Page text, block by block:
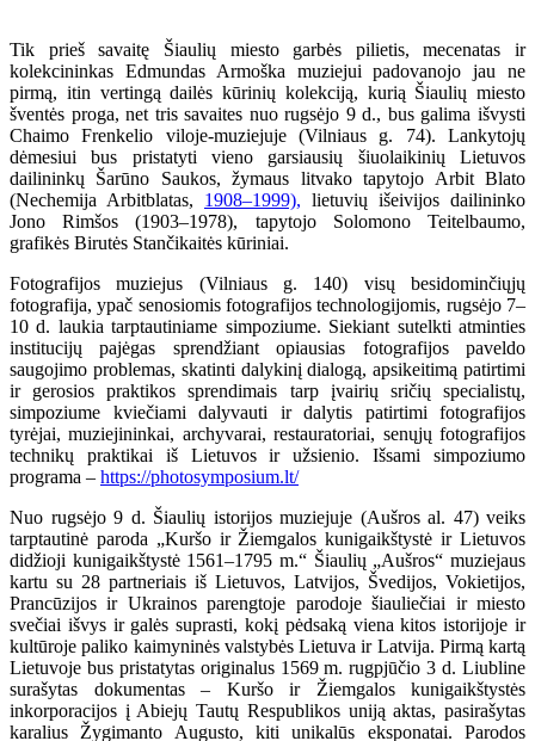
Tik prieš savaitę Šiaulių miesto garbės pilietis, mecenatas ir
kolekcininkas Edmundas Armoška muziejui padovanojo jau ne
pirmą, itin vertingą dailės kūrinių kolekciją, kurią Šiaulių miesto
šventės proga, net tris savaites nuo rugsėjo 9 d., bus galima išvysti
Chaimo Frenkelio viloje-muziejuje (Vilniaus g. 74). Lankytojų
dėmesiui bus pristatyti vieno garsiausių šiuolaikinių Lietuvos
dailininkų Šarūno Saukos, žymaus litvako tapytojo Arbit Blato
(Nechemija Arbitblatas, 1908–1999), lietuvių išeivijos dailininko
Jono Rimšos (1903–1978), tapytojo Solomono Teitelbaumo,
grafikės Birutės Stančikaitės kūriniai.
Fotografijos muziejus (Vilniaus g. 140) visų besidominčiųjų
fotografija, ypač senosiomis fotografijos technologijomis, rugsėjo 7–
10 d. laukia tarptautiniame simpoziume. Siekiant sutelkti atminties
institucijų pajėgas sprendžiant opiausias fotografijos paveldo
saugojimo problemas, skatinti dalykinį dialogą, apsikeitimą patirtimi
ir gerosios praktikos sprendimais tarp įvairių sričių specialistų,
simpoziume kviečiami dalyvauti ir dalytis patirtimi fotografijos
tyrėjai, muziejininkai, archyvarai, restauratoriai, senųjų fotografijos
technikų praktikai iš Lietuvos ir užsienio. Išsami simpoziumo
programa – https://photosymposium.lt/
Nuo rugsėjo 9 d. Šiaulių istorijos muziejuje (Aušros al. 47) veiks
tarptautinė paroda „Kuršo ir Žiemgalos kunigaikštystė ir Lietuvos
didžioji kunigaikštystė 1561–1795 m.“ Šiaulių „Aušros“ muziejaus
kartu su 28 partneriais iš Lietuvos, Latvijos, Švedijos, Vokietijos,
Prancūzijos ir Ukrainos parengtoje parodoje šiauliečiai ir miesto
svečiai išvys ir galės suprasti, kokį pėdsaką viena kitos istorijoje ir
kultūroje paliko kaimyninės valstybės Lietuva ir Latvija. Pirmą kartą
Lietuvoje bus pristatytas originalus 1569 m. rugpjūčio 3 d. Liubline
surašytas dokumentas – Kuršo ir Žiemgalos kunigaikštystės
inkorporacijos į Abiejų Tautų Respublikos uniją aktas, pasirašytas
karalius Žygimanto Augusto, kiti unikalūs eksponatai. Parodos